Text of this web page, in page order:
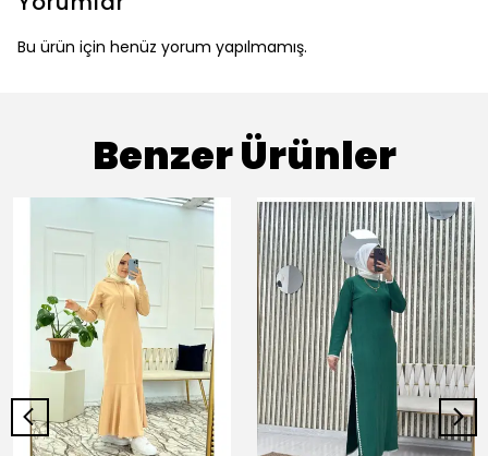
Bu ürün için henüz yorum yapılmamış.
Benzer Ürünler